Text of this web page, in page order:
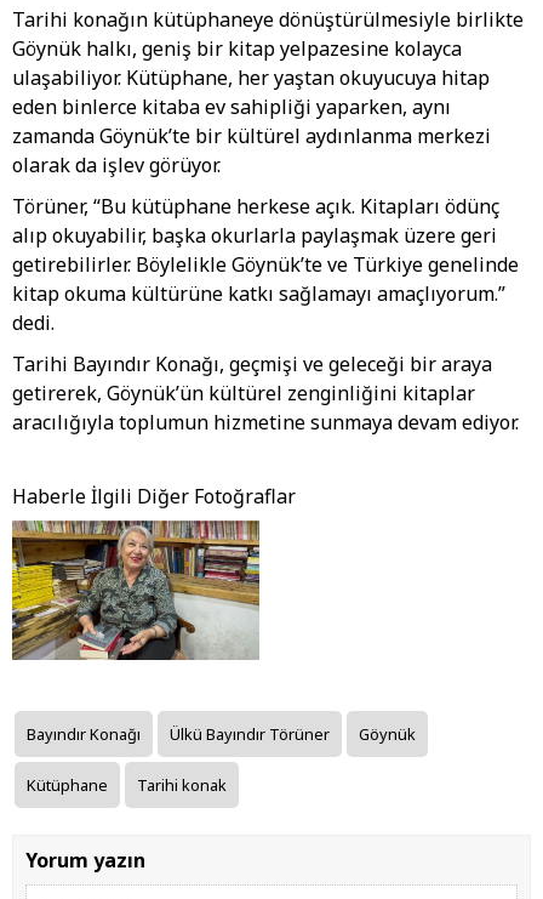
Tarihi konağın kütüphaneye dönüştürülmesiyle birlikte
Göynük halkı, geniş bir kitap yelpazesine kolayca
ulaşabiliyor. Kütüphane, her yaştan okuyucuya hitap
eden binlerce kitaba ev sahipliği yaparken, aynı
zamanda Göynük’te bir kültürel aydınlanma merkezi
olarak da işlev görüyor.
Törüner, “Bu kütüphane herkese açık. Kitapları ödünç
alıp okuyabilir, başka okurlarla paylaşmak üzere geri
getirebilirler. Böylelikle Göynük’te ve Türkiye genelinde
kitap okuma kültürüne katkı sağlamayı amaçlıyorum.”
dedi.
Tarihi Bayındır Konağı, geçmişi ve geleceği bir araya
getirerek, Göynük’ün kültürel zenginliğini kitaplar
aracılığıyla toplumun hizmetine sunmaya devam ediyor.
Haberle İlgili Diğer Fotoğraflar
Bayındır Konağı Ülkü Bayındır Törüner Göynük
Kütüphane Tarihi konak
Yorum yazın